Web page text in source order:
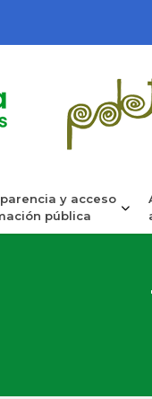
y acceso
pública